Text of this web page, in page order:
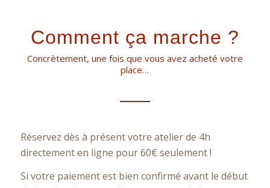
Comment ça marche ?
Concrètement, une fois que vous avez acheté votre
place…
Réservez dès à présent votre atelier de 4h
directement en ligne pour 60€ seulement !
Si votre paiement est bien confirmé avant le début